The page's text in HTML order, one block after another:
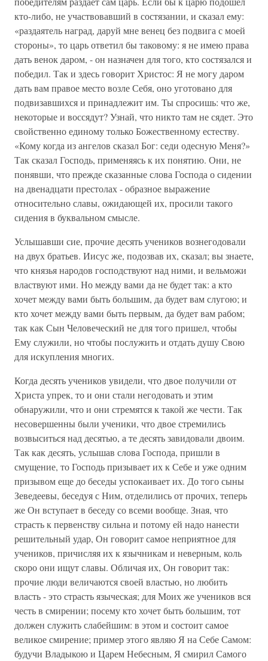
кто-либо, не участвовавший в состязании, и сказал ему:
«раздаятель наград, даруй мне венец без подвига с моей
стороны», то царь ответил бы таковому: я не имею права
дать венок даром, - он назначен для того, кто состязался и
победил. Так и здесь говорит Христос: Я не могу даром
дать вам правое место возле Себя, оно уготовано для
подвизавшихся и принадлежит им. Ты спросишь: что же,
некоторые и воссядут? Узнай, что никто там не сядет. Это
свойственно единому только Божественному естеству.
«Кому когда из ангелов сказал Бог: седи одесную Меня?»
Так сказал Господь, применяясь к их понятию. Они, не
понявши, что прежде сказанные слова Господа о сидении
на двенадцати престолах - образное выражение
относительно славы, ожидающей их, просили такого
сидения в буквальном смысле.
Услышавши сие, прочие десять учеников вознегодовали
на двух братьев. Иисус же, подозвав их, сказал; вы знаете,
что князья народов господствуют над ними, и вельможи
властвуют ими. Но между вами да не будет так: а кто
хочет между вами быть большим, да будет вам слугою; и
кто хочет между вами быть первым, да будет вам рабом;
так как Сын Человеческий не для того пришел, чтобы
Ему служили, но чтобы послужить и отдать душу Свою
для искупления многих.
Когда десять учеников увидели, что двое получили от
Христа упрек, то и они стали негодовать и этим
обнаружили, что и они стремятся к такой же чести. Так
несовершенны были ученики, что двое стремились
возвыситься над десятью, а те десять завидовали двоим.
Так как десять, услышав слова Господа, пришли в
смущение, то Господь призывает их к Себе и уже одним
призывом еще до беседы успокаивает их. До того сыны
Зеведеевы, беседуя с Ним, отделились от прочих, теперь
же Он вступает в беседу со всеми вообще. Зная, что
страсть к первенству сильна и потому ей надо нанести
решительный удар, Он говорит самое неприятное для
учеников, причисляя их к язычникам и неверным, коль
скоро они ищут славы. Обличая их, Он говорит так:
прочие люди величаются своей властью, но любить
власть - это страсть языческая; для Моих же учеников вся
честь в смирении; посему кто хочет быть большим, тот
должен служить слабейшим: в этом и состоит самое
великое смирение; пример этого являю Я на Себе Самом:
будучи Владыкою и Царем Небесным, Я смирил Самого